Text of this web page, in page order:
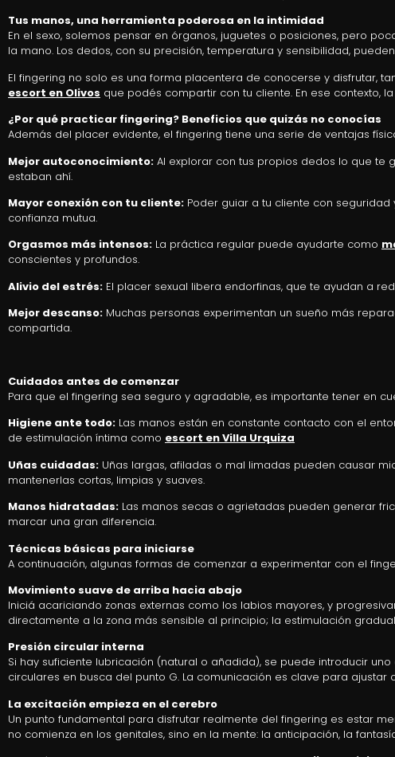
Tus manos, una herramienta poderosa en la intimidad
En el sexo, solemos pensar en órganos, juguetes o posiciones, pero
la mano. Los dedos, con su precisión, temperatura y sensibilidad,
El fingering no solo es una forma placentera de conocerse y disfrutar,
escort en Olivos que podés compartir con tu cliente. En ese contexto,
¿Por qué practicar fingering? Beneficios que quizás no conocías
Además del placer evidente, el fingering tiene una serie de ventajas
Mejor autoconocimiento: Al explorar con tus propios dedos lo que te
estaban ahí.
Mayor conexión con tu cliente: Poder guiar a tu cliente con
confianza mutua.
Orgasmos más intensos: La práctica regular puede ayudarte como
conscientes y profundos.
Alivio del estrés: El placer sexual libera endorfinas, que te ayudan a
Mejor descanso: Muchas personas experimentan un sueño más
compartida.
Cuidados antes de comenzar
Para que el fingering sea seguro y agradable, es importante tener en
Higiene ante todo: Las manos están en constante contacto con el
de estimulación íntima como escort en Villa Urquiza
Uñas cuidadas: Uñas largas, afiladas o mal limadas pueden causar
mantenerlas cortas, limpias y suaves.
Manos hidratadas: Las manos secas o agrietadas pueden generar
marcar una gran diferencia.
Técnicas básicas para iniciarse
A continuación, algunas formas de comenzar a experimentar con el
Movimiento suave de arriba hacia abajo
Iniciá acariciando zonas externas como los labios mayores, y
directamente a la zona más sensible al principio; la estimulación
Presión circular interna
Si hay suficiente lubricación (natural o añadida), se puede introducir
circulares en busca del punto G. La comunicación es clave para ajustar
La excitación empieza en el cerebro
Un punto fundamental para disfrutar realmente del fingering es estar
no comienza en los genitales, sino en la mente: la anticipación, la